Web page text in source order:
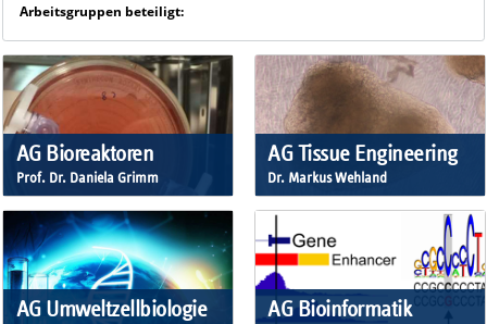
Arbeitsgruppen beteiligt:
AG Bioreaktoren
Prof. Dr. Daniela Grimm
AG Tissue Engineering
Dr. Markus Wehland
AG Umweltzellbiologie AG Bioinformatik